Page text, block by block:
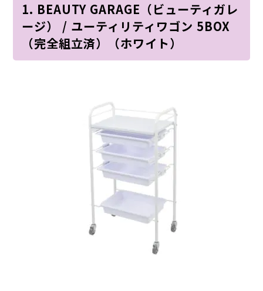
1. BEAUTY GARAGE（ビューティガレ
ージ） / ユーティリティワゴン 5BOX
（完全組立済）（ホワイト）